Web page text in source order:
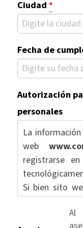
Ciudad *
Fecha de
Autorización
personales
La
web
registrarse
Si bien sito
desde susAl